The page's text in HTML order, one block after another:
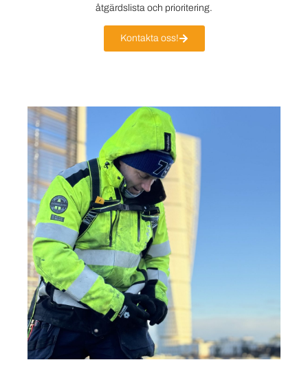
åtgärdslista och prioritering.
Kontakta oss!